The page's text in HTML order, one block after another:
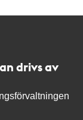
drivs av